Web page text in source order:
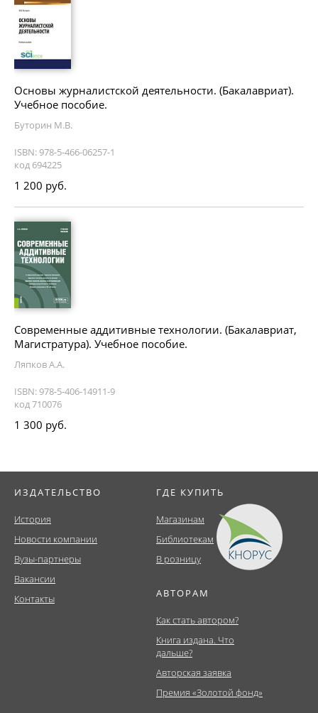
Основы журналистской деятельности. (Бакалавриат).
Учебное пособие.
Буторин М.В.
ISBN: 978-5-466-06257-1
код 694225
1 200 руб.
Современные аддитивные технологии. (Бакалавриат,
Магистратура). Учебное пособие.
Ляпков А.А.
ISBN: 978-5-406-14911-9
код 710076
1 300 руб.
ИЗДАТЕЛЬСТВО
История
Новости компании
Вузы-партнеры
Вакансии
Контакты
ГДЕ КУПИТЬ
Магазинам
Библиотекам
В розницу
АВТОРАМ
Как стать автором?
Книга издана. Что
дальше?
Авторская заявка
Премия «Золотой фонд»